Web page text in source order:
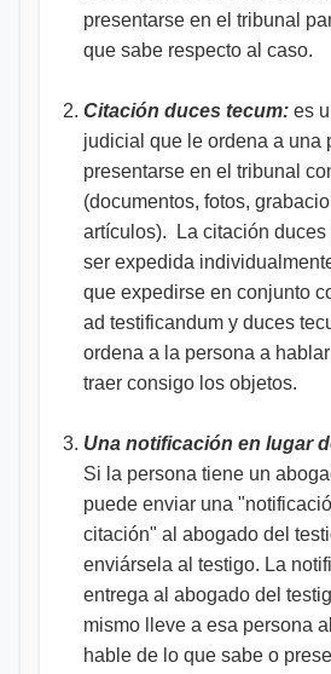
presentarse en el tribunal
que sabe respecto al caso.
Citación duces tecum: es
judicial que le ordena a una
presentarse en el tribunal
(documentos, fotos,
artículos). La citación duces
ser expedida
que expedirse en conjunto
ad testificandum y duces
ordena a la persona a
traer consigo los objetos.
Una notificación en lugar
Si la persona tiene un
puede enviar una
citación" al abogado del
enviársela al testigo. La
entrega al abogado del
mismo lleve a esa persona
hable de lo que sabe o